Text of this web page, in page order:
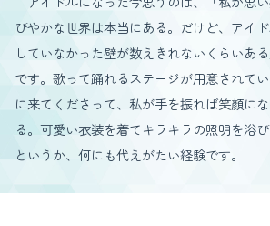
びやかな世界は本当にある。だけど、アイ
していなかった壁が数えきれないくらいあ
です。歌って踊れるステージが用意されて
に来てくださって、私が手を振れば笑顔に
る。可愛い衣装を着てキラキラの照明を浴
というか、何にも代えがたい経験です。